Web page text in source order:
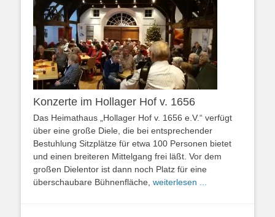
Konzerte im Hollager Hof v. 1656
Das Heimathaus „Hollager Hof v. 1656 e.V.“ verfügt
über eine große Diele, die bei entsprechender
Bestuhlung Sitzplätze für etwa 100 Personen bietet
und einen breiteren Mittelgang frei läßt. Vor dem
großen Dielentor ist dann noch Platz für eine
überschaubare Bühnenfläche, weiterlesen ...